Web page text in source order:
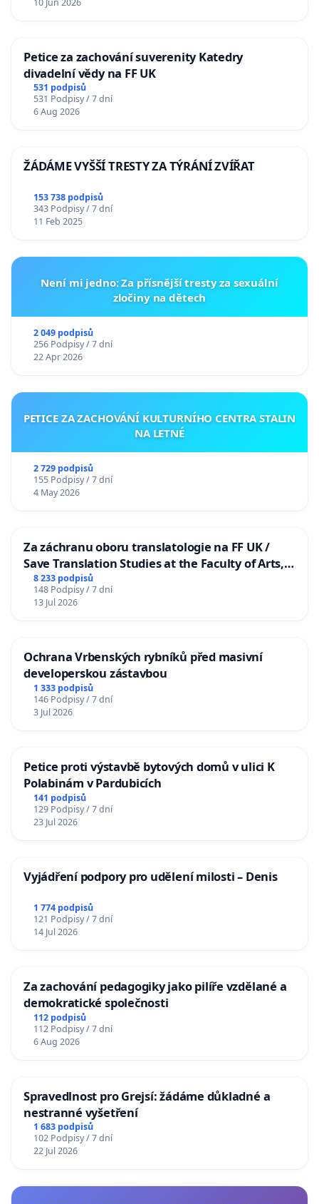
Petice za zachování suverenity Katedry
divadelní vědy na FF UK
531 podpisů
531 Podpisy / 7 dní
6 Aug 2026
ŽÁDÁME VYŠŠÍ TRESTY ZA TÝRÁNÍ ZVÍŘAT
153 738 podpisů
343 Podpisy / 7 dní
11 Feb 2025
Není mi jedno: Za přísnější tresty za sexuální
zločiny na dětech
2 049 podpisů
256 Podpisy / 7 dní
22 Apr 2026
PETICE ZA ZACHOVÁNÍ KULTURNÍHO CENTRA STALIN
NA LETNÉ
2 729 podpisů
155 Podpisy / 7 dní
4 May 2026
Za záchranu oboru translatologie na FF UK /
Save Translation Studies at the Faculty of Arts,
Charles University
8 233 podpisů
148 Podpisy / 7 dní
13 Jul 2026
Ochrana Vrbenských rybníků před masivní
developerskou zástavbou
1 333 podpisů
146 Podpisy / 7 dní
3 Jul 2026
Petice proti výstavbě bytových domů v ulici K
Polabinám v Pardubicích
141 podpisů
129 Podpisy / 7 dní
23 Jul 2026
Vyjádření podpory pro udělení milosti – Denis
1 774 podpisů
121 Podpisy / 7 dní
14 Jul 2026
Za zachování pedagogiky jako pilíře vzdělané a
demokratické společnosti
112 podpisů
112 Podpisy / 7 dní
6 Aug 2026
Spravedlnost pro Grejsí: žádáme důkladné a
nestranné vyšetření
1 683 podpisů
102 Podpisy / 7 dní
22 Jul 2026